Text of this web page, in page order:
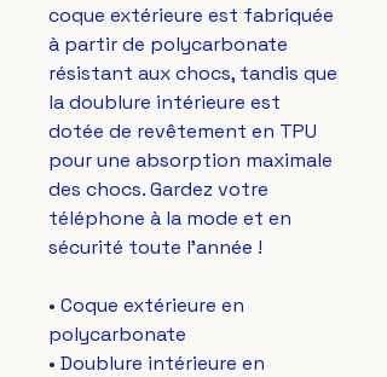
coque extérieure est fabriquée
à partir de polycarbonate
résistant aux chocs, tandis que
la doublure intérieure est
dotée de revêtement en TPU
pour une absorption maximale
des chocs. Gardez votre
téléphone à la mode et en
sécurité toute l'année !
• Coque extérieure en
polycarbonate
• Doublure intérieure en